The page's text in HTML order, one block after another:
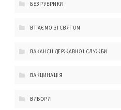
БЕЗ РУБРИКИ
ВІТАЄМО ЗІ СВЯТОМ
ВАКАНСІЇ ДЕРЖАВНОЇ СЛУЖБИ
ВАКЦИНАЦІЯ
ВИБОРИ